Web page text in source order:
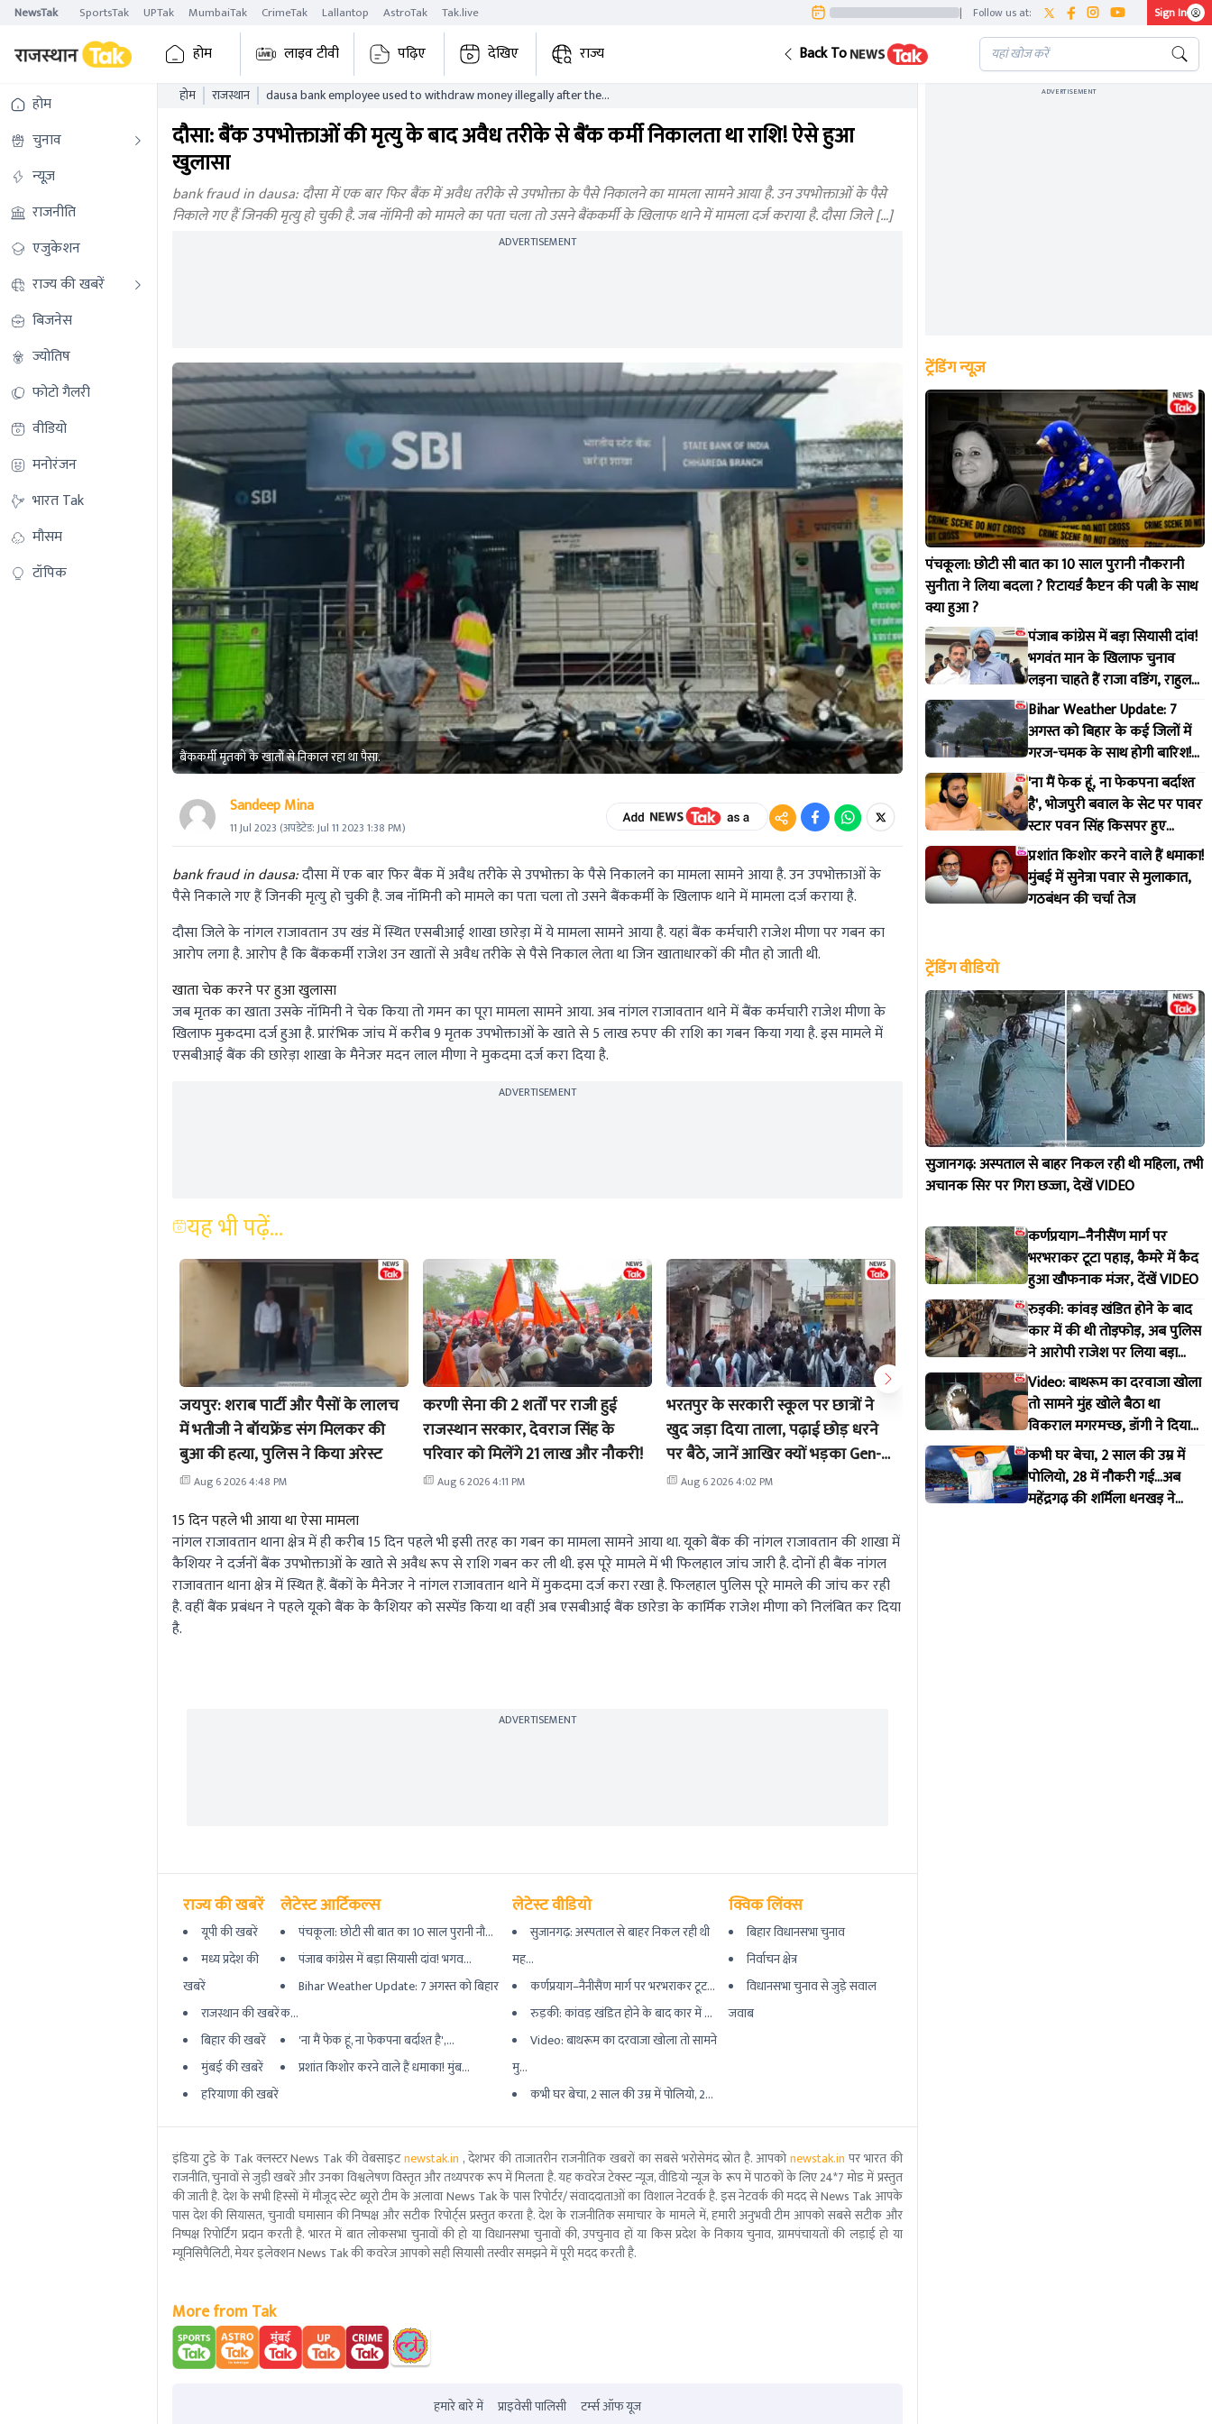
NewsTak SportsTak UPTak MumbaiTak CrimeTak Lallantop AstroTak Tak.live | Follow us at: Sign In
होम लाइव टीवी पढ़िए देखिए राज्य Back To
होम
चुनाव
न्यूज़
राजनीति
एजुकेशन
राज्य की खबरें
बिजनेस
ज्योतिष
फोटो गैलरी
वीडियो
मनोरंजन
भारत Tak
मौसम
टॉपिक
होम राजस्थान
dausa bank employee used to withdraw money illegally after the
दौसा: बैंक उपभोक्ताओं की मृत्यु के बाद अवैध तरीके से बैंक कर्मी निकालता था राशि! ऐसे हुआ
खुलासा
bank fraud in dausa: दौसा में एक बार फिर बैंक में अवैध तरीके से उपभोक्ता के पैसे निकालने का मामला सामने आया है. उन उपभोक्ताओं के पैसे
निकाले गए हैं जिनकी मृत्यु हो चुकी है. जब नॉमिनी को मामले का पता चला तो उसने बैंककर्मी के खिलाफ थाने में मामला दर्ज कराया है. दौसा जिले […]
ADVERTISEMENT
बैंककर्मी मृतकों के खातों से निकाल रहा था पैसा.
Sandeep Mina
11 Jul 2023 (अपडेटेड: Jul 11 2023 1:38 PM)
bank fraud in dausa:दौसा में एक बार फिर बैंक में अवैध तरीके से उपभोक्ता के पैसे निकालने का मामला सामने आया है. उन उपभोक्ताओं के
पैसे निकाले गए हैं जिनकी मृत्यु हो चुकी है. जब नॉमिनी को मामले का पता चला तो उसने बैंककर्मी के खिलाफ थाने में मामला दर्ज कराया है.
दौसा जिले के नांगल राजावतान उप खंड में स्थित एसबीआई शाखा छारेड़ा में ये मामला सामने आया है. यहां बैंक कर्मचारी राजेश मीणा पर गबन का
आरोप लगा है. आरोप है कि बैंककर्मी राजेश उन खातों से अवैध तरीके से पैसे निकाल लेता था जिन खाताधारकों की मौत हो जाती थी.
खाता चेक करने पर हुआ खुलासा
जब मृतक का खाता उसके नॉमिनी ने चेक किया तो गमन का पूरा मामला सामने आया. अब नांगल राजावतान थाने में बैंक कर्मचारी राजेश मीणा के
खिलाफ मुकदमा दर्ज हुआ है. प्रारंभिक जांच में करीब 9 मृतक उपभोक्ताओं के खाते से 5 लाख रुपए की राशि का गबन किया गया है. इस मामले में
एसबीआई बैंक की छारेड़ा शाखा के मैनेजर मदन लाल मीणा ने मुकदमा दर्ज करा दिया है.
ADVERTISEMENT
यह भी पढ़ें...
जयपुर: शराब पार्टी और पैसों के लालच
में भतीजी ने बॉयफ्रेंड संग मिलकर की
बुआ की हत्या, पुलिस ने किया अरेस्ट
Aug 6 2026 4:48 PM
करणी सेना की 2 शर्तों पर राजी हुई
राजस्थान सरकार, देवराज सिंह के
परिवार को मिलेंगे 21 लाख और नौकरी!
Aug 6 2026 4:11 PM
भरतपुर के सरकारी स्कूल पर छात्रों ने
खुद जड़ा दिया ताला, पढ़ाई छोड़ धरने
पर बैठे, जानें आखिर क्यों भड़का Gen-
Alpha जनरेशन का गुस्सा?
Aug 6 2026 4:02 PM
जयपुर से जोधपुर तक बदला मौसम: 5
अगस्त को आपके जिले में बारिश होगी या
खिलेगी धूप? देखें IMD की रिपोर्ट!
Aug 4 2026 3:37 PM
25 लाख
पेपर!
SOG
गिरफ्तार
Aug 4
15 दिन पहले भी आया था ऐसा मामला
नांगल राजावतान थाना क्षेत्र में ही करीब 15 दिन पहले भी इसी तरह का गबन का मामला सामने आया था. यूको बैंक की नांगल राजावतान की शाखा में
कैशियर ने दर्जनों बैंक उपभोक्ताओं के खाते से अवैध रूप से राशि गबन कर ली थी. इस पूरे मामले में भी फिलहाल जांच जारी है. दोनों ही बैंक नांगल
राजावतान थाना क्षेत्र में स्थित हैं. बैंकों के मैनेजर ने नांगल राजावतान थाने में मुकदमा दर्ज करा रखा है. फिलहाल पुलिस पूरे मामले की जांच कर रही
है. वहीं बैंक प्रबंधन ने पहले यूको बैंक के कैशियर को सस्पेंड किया था वहीं अब एसबीआई बैंक छारेडा के कार्मिक राजेश मीणा को निलंबित कर दिया
है.
ADVERTISEMENT
राज्य की खबरें
यूपी की खबरें
मध्य प्रदेश की
खबरें
राजस्थान की खबरें
बिहार की खबरें
मुंबई की खबरें
हरियाणा की खबरें
लेटेस्ट आर्टिकल्स
पंचकूला: छोटी सी बात का 10 साल पुरानी नौ...
पंजाब कांग्रेस में बड़ा सियासी दांव! भगव...
Bihar Weather Update: 7 अगस्त को बिहार
क...
'ना मैं फेक हूं, ना फेकपना बर्दाश्त है',...
प्रशांत किशोर करने वाले हैं धमाका! मुंब...
लेटेस्ट वीडियो
सुजानगढ़: अस्पताल से बाहर निकल रही थी
मह...
कर्णप्रयाग–नैनीसैंण मार्ग पर भरभराकर टूट...
रुड़की: कांवड़ खंडित होने के बाद कार में ...
Video: बाथरूम का दरवाजा खोला तो सामने
मु...
कभी घर बेचा, 2 साल की उम्र में पोलियो, 2...
क्विक लिंक्स
बिहार विधानसभा चुनाव
निर्वाचन क्षेत्र
विधानसभा चुनाव से जुड़े सवाल
जवाब
इंडिया टुडे के Tak क्लस्टर News Tak की वेबसाइटnewstak.in , देशभर की ताजातरीन राजनीतिक खबरों का सबसे भरोसेमंद स्रोत है. आपकोnewstak.in पर भारत की
राजनीति, चुनावों से जुड़ी खबरें और उनका विश्वलेषण विस्तृत और तथ्यपरक रूप में मिलता है. यह कवरेज टेक्स्ट न्यूज, वीडियो न्यूज के रूप में पाठकों के लिए 24*7 मोड में प्रस्तुत
की जाती है. देश के सभी हिस्सों में मौजूद स्टेट ब्यूरो टीम के अलावा News Tak के पास रिपोर्टर/ संवाददाताओं का विशाल नेटवर्क है. इस नेटवर्क की मदद से News Tak आपके
पास देश की सियासत, चुनावी घमासान की निष्पक्ष और सटीक रिपोर्ट्स प्रस्तुत करता है. देश के राजनीतिक समाचार के मामले में, हमारी अनुभवी टीम आपको सबसे सटीक और
निष्पक्ष रिपोर्टिंग प्रदान करती है. भारत में बात लोकसभा चुनावों की हो या विधानसभा चुनावों की, उपचुनाव हों या किस प्रदेश के निकाय चुनाव, ग्रामपंचायतों की लड़ाई हो या
म्यूनिसिपैलिटी, मेयर इलेक्शन News Tak की कवरेज आपको सही सियासी तस्वीर समझने में पूरी मदद करती है.
More from Tak
हमारे बारे में प्राइवेसी पालिसी टर्म्स ऑफ यूज
ADVERTISEMENT
ट्रेंडिंग न्यूज़
पंचकूला: छोटी सी बात का 10 साल पुरानी नौकरानी
सुनीता ने लिया बदला ? रिटायर्ड कैप्टन की पत्नी के साथ
क्या हुआ ?
पंजाब कांग्रेस में बड़ा सियासी दांव!
भगवंत मान के खिलाफ चुनाव
लड़ना चाहते हैं राजा वडिंग, राहुल
गांधी से मांगी हरी झंडी
Bihar Weather Update: 7
अगस्त को बिहार के कई जिलों में
गरज-चमक के साथ होगी बारिश!
IMD ने जारी किया अलर्ट
'ना मैं फेक हूं, ना फेकपना बर्दाश्त
है', भोजपुरी बवाल के सेट पर पावर
स्टार पवन सिंह किसपर हुए
आगबबूला?
प्रशांत किशोर करने वाले हैं धमाका!
मुंबई में सुनेत्रा पवार से मुलाकात,
गठबंधन की चर्चा तेज
ट्रेंडिंग वीडियो
सुजानगढ़: अस्पताल से बाहर निकल रही थी महिला, तभी
अचानक सिर पर गिरा छज्जा, देखें VIDEO
कर्णप्रयाग–नैनीसैंण मार्ग पर
भरभराकर टूटा पहाड़, कैमरे में कैद
हुआ खौफनाक मंजर, देंखें VIDEO
रुड़की: कांवड़ खंडित होने के बाद
कार में की थी तोड़फोड़, अब पुलिस
ने आरोपी राजेश पर लिया बड़ा
एक्शन
Video: बाथरूम का दरवाजा खोला
तो सामने मुंह खोले बैठा था
विकराल मगरमच्छ, डॉगी ने दिया
मकान मालिक को इशारा
कभी घर बेचा, 2 साल की उम्र में
पोलियो, 28 में नौकरी गई...अब
महेंद्रगढ़ की शर्मिला धनखड़ ने